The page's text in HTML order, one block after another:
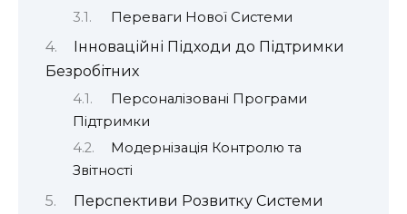
Переваги Нової Системи
Інноваційні Підходи до Підтримки
Безробітних
Персоналізовані Програми
Підтримки
Модернізація Контролю та
Звітності
Перспективи Розвитку Системи